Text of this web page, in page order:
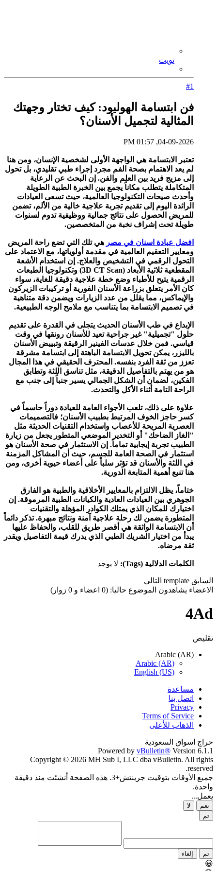
تويت
#1
فن ابتسامة الهوليود: كيف تختار وجهتك
المثالية لتجميل الأسنان؟
04-09-2026, 01:57 PM
تعتبر الابتسامة هي الواجهة الأولى لشخصية الإنسان، ومن هنا
لم يعد الاهتمام بصحة الفم مجرد إجراء طبي تقليدي، بل تحول
إلى مزيج فريد بين العلم والفن. إن البحث عن الرعاية
المتكاملة يتطلب مكاناً يجمع بين الخبرة الطبية الطويلة
وأحدث صيحات التكنولوجيا العالمية، حيث تسعى العيادات
الرائدة اليوم إلى تقديم تجربة علاجية خالية من الألم، تضمن
للمريض الحصول على نتائج جمالية ووظيفية تدوم لسنوات
طويلة تحت إشراف نخبة من المتخصصين.
افضل عيادة اسنان في مصر هي تلك التي تضع راحة المريض
ومعايير التعقيم العالمية في مقدمة أولوياتها، مع الاعتماد على
التحول الرقمي في التشخيص والعلاج. إن استخدام الأشعة
المقطعية ثلاثية الأبعاد (3D CT Scan) وتكنولوجيا الطبعات
الرقمية يتيح للأطباء وضع خطة علاجية دقيقة للغاية، سواء
كان الأمر يتعلق بزراعة الأسنان الفورية أو تركيبات الزيركون
والإيماكس، مما يقلل من عدد الزيارات ويضمن دقة متناهية
في تصميم الابتسامة بما يتناسب مع ملامح الوجه الطبيعية.
الإبداع في طب الأسنان الحديث يتجلى في القدرة على تقديم
حلول "تجميلية" غير جراحية تعيد للأسنان رونقها في وقت
قياسي. فمن خلال عدسات الفينير الرقيقة وتبييض الأسنان
بالليزر، يمكن تحويل الابتسامة الباهتة إلى ابتسامة مشرقة
تعزز من ثقة الفرد بنفسه. المحترف الحقيقي في هذا المجال
هو من يهتم بالتفاصيل الدقيقة، مثل تناسق اللثة وتطابق
الفكين، لضمان أن الشكل الجمالي يسير جنباً إلى جنب مع
الراحة التامة أثناء الأكل والتحدث.
علاوة على ذلك، تلعب الأجواء العامة للعيادة دوراً حاسماً في
كسر حاجز الخوف المرتبط بطبيب الأسنان؛ فالتصميمات
العصرية المريحة للأعصاب واستخدام التقنيات الحديثة مثل
"الغاز الضاحك" أو التخدير الموضعي المتطور يجعل من زيارة
الطبيب تجربة إيجابية تماماً. إن الاستثمار في صحة الأسنان هو
استثمار في الصحة العامة للجسم، حيث أن المشاكل المزمنة
في اللثة والأسنان قد تؤثر سلباً على أعضاء حيوية أخرى، ومن
هنا تنبع أهمية المتابعة الدورية.
ختاماً، يظل الالتزام بالمعايير الأخلاقية والطبية هو الفارق
الجوهري بين العيادات العادية والكيانات الطبية المرموقة. إن
اختيارك للمكان الذي يمتلك الكوادر المؤهلة والتقنيات
المتطورة يضمن لك رحلة علاجية آمنة ونتائج مبهرة. تذكر دائماً
أن الابتسامة الواثقة هي أقصر طريق للقلب، والحفاظ عليها
يبدأ من اختيار الشريك الطبي الذي يدرك قيمة التفاصيل ويقدر
ثقة مرضاه.
الكلمات الدلالية (Tags): لا يوجد
السابق template التالي
الاعضاء يشاهدون الموضوع حاليا: (0 اعضاء و 0 زوار)
4Ad
تقليص
Arabic (AR)
Arabic (AR)
English (US)
مساعدة
اتصل بنا
Privacy
Terms of Service
الذهاب للأعلى
حراج اسواق السعودية
Powered by vBulletin® Version 6.1.1
Copyright © 2026 MH Sub I, LLC dba vBulletin. All rights
reserved.
جميع الأوقات بتوقيت جرينتش+3. هذه الصفحة أنشئت منذ دقيقة
واحدة.
يعمل...
نعم
لا
تم
تم إلغاء
😀